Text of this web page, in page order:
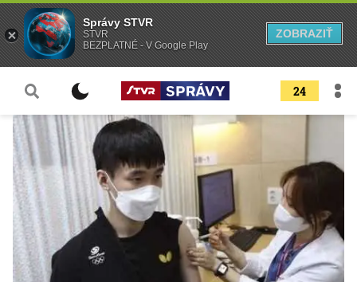
24
Správy STVR
STVR
BEZPLATNÉ - V Google Play
ZOBRAZIŤ